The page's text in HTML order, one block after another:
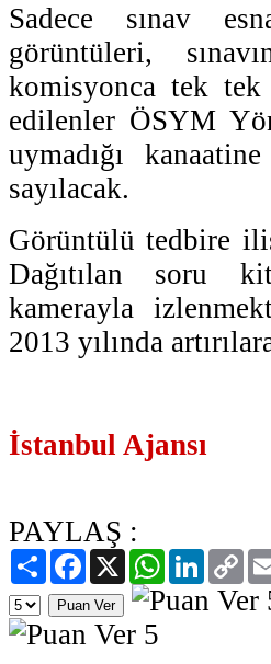
Sadece sınav
görüntüleri,
komisyonca tek
edilenler ÖSYM
uymadığı
sayılacak.
Görüntülü tedbire
Dağıtılan soru
kamerayla
2013 yılında
İstanbul Ajansı
PAYLAŞ :
PaylaşFacebook
X WhatsAppLinkedIn